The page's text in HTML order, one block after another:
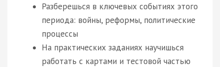
Разберешься в ключевых событиях этого
периода: войны, реформы, политические
процессы
На практических заданиях научишься
работать с картами и тестовой частью